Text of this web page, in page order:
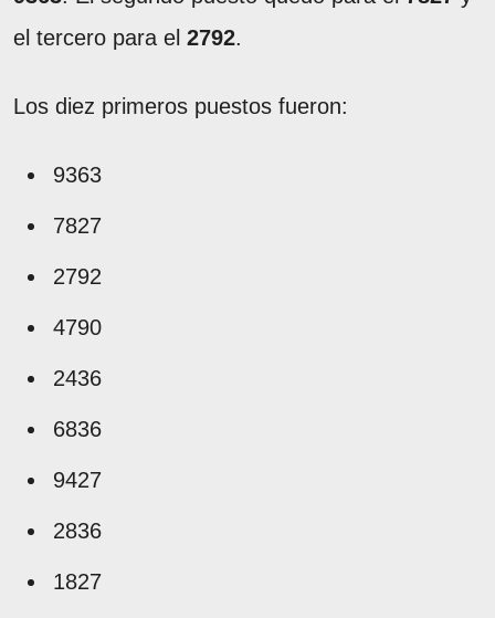
el tercero para el 2792.
Los diez primeros puestos fueron:
9363
7827
2792
4790
2436
6836
9427
2836
1827